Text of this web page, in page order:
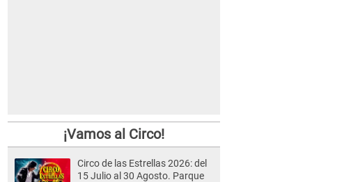
¡Vamos al Circo!
Circo de las Estrellas 2026: del
15 Julio al 30 Agosto. Parque